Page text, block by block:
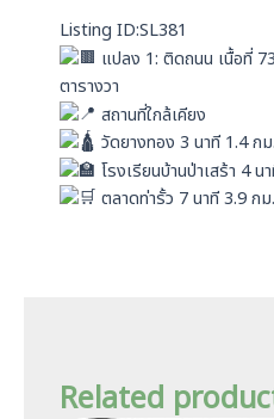
p
Listing ID:SL381
แปลง 1: ติดถนน เนื้อที่
ตารางวา
สถานที่ใกล้เคียง
วัดยางทอง 3 นาที 1.4 กม.
โรงเรียนบ้านป่าเสร้า 4 น
ตลาดท่ารั้ว 7 นาที 3.9 กม.
Related